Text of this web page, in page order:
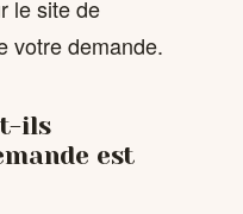
le site de
votre demande.
ils
est